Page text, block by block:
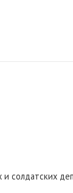
солдатских